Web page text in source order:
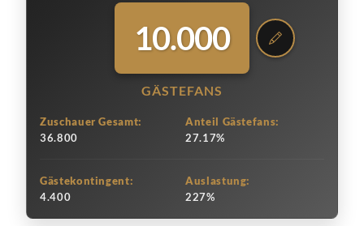
10.000
GÄSTEFANS
Zuschauer Gesamt:
36.800
Anteil Gästefans:
27.17%
Gästekontingent:
4.400
Auslastung:
227%